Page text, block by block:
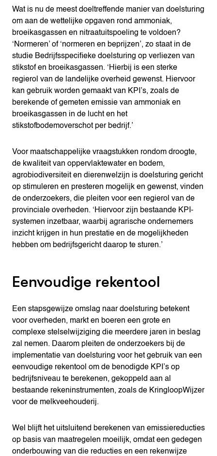
Wat is nu de meest doeltreffende manier van doelsturing
om aan de wettelijke opgaven rond ammoniak,
broeikasgassen en nitraatuitspoeling te voldoen?
‘Normeren’ of ‘normeren en beprijzen’, zo staat in de
studie Bedrijfsspecifieke doelsturing op verliezen van
stikstof en broeikasgassen. ‘Hierbij is een sterke
regierol van de landelijke overheid gewenst. Hiervoor
kan gebruik worden gemaakt van KPI’s, zoals de
berekende of gemeten emissie van ammoniak en
broeikasgassen in de lucht en het
stikstofbodemoverschot per bedrijf.’
Voor maatschappelijke vraagstukken rondom droogte,
de kwaliteit van oppervlaktewater en bodem,
agrobiodiversiteit en dierenwelzijn is doelsturing gericht
op stimuleren en presteren mogelijk en gewenst, vinden
de onderzoekers, die pleiten voor een regierol van de
provinciale overheden. ‘Hiervoor zijn bestaande KPI-
systemen inzetbaar, waarbij agrarische ondernemers
inzicht krijgen in hun prestatie en de mogelijkheden
hebben om bedrijfsgericht daarop te sturen.’
Eenvoudige rekentool
Een stapsgewijze omslag naar doelsturing betekent
voor overheden, markt en boeren een grote en
complexe stelselwijziging die meerdere jaren in beslag
zal nemen. Daarom pleiten de onderzoekers bij de
implementatie van doelsturing voor het gebruik van een
eenvoudige rekentool om de benodigde KPI’s op
bedrijfsniveau te berekenen, gekoppeld aan al
bestaande rekeninstrumenten, zoals de KringloopWijzer
voor de melkveehouderij.
Wel blijft het uitsluitend berekenen van emissiereducties
op basis van maatregelen moeilijk, omdat een gedegen
onderbouwing van die reducties en een rekenwijze